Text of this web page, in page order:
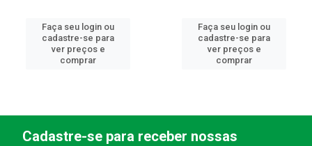
Faça seu login ou
cadastre-se para
ver preços e
comprar
Faça seu login ou
cadastre-se para
ver preços e
comprar
Cadastre-se para receber nossas